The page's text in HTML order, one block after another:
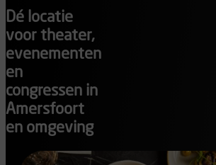
Dé locatie
voor theater,
evenementen
en
congressen in
Amersfoort
en omgeving